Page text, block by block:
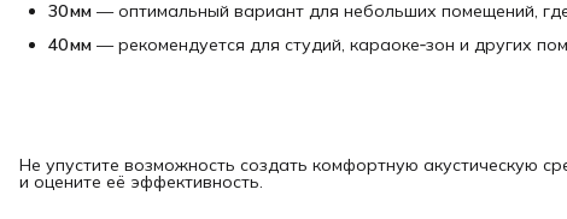
30 мм — оптимальный вариант для небольших помещений,
40 мм — рекомендуется для студий, караоке‑зон и других
Не упустите возможность создать комфортную акустическую
и оцените её эффективность.